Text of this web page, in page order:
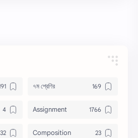
৭ম শ্রেণির
Assignment
Composition